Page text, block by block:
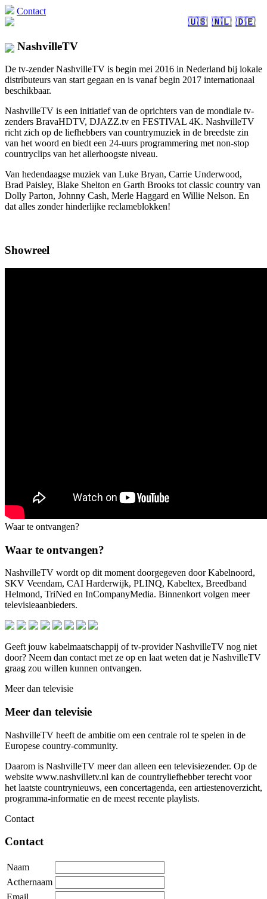
Contact
🇺🇸 🇳🇱 🇩🇪
NashvilleTV
De tv-zender NashvilleTV is begin mei 2016 in Nederland bij lokale
distributeurs van start gegaan en is vanaf begin 2017 internationaal
beschikbaar.
NashvilleTV is een initiatief van de oprichters van de mondiale tv-
zenders BravaHDTV, DJAZZ.tv en FESTIVAL 4K. NashvilleTV
richt zich op de liefhebbers van countrymuziek in de breedste zin
van het woord en biedt een 24-uurs programmering met non-stop
countryclips van het allerhoogste niveau.
Van hedendaagse muziek van Luke Bryan, Carrie Underwood,
Brad Paisley, Blake Shelton en Garth Brooks tot classic country van
Dolly Parton, Johnny Cash, Merle Haggard en Willie Nelson. En
dat alles zonder hinderlijke reclameblokken!
Showreel
Waar te ontvangen?
Waar te ontvangen?
NashvilleTV wordt op dit moment doorgegeven door Kabelnoord,
SKV Veendam, CAI Harderwijk, PLINQ, Kabeltex, Breedband
Helmond, TriNed en InCompanyMedia. Binnenkort volgen meer
televisieaanbieders.
Geeft jouw kabelmaatschappij of tv-provider NashvilleTV nog niet
door? Neem dan contact met ze op en laat weten dat je NashvilleTV
graag zou willen kunnen ontvangen.
Meer dan televisie
Meer dan televisie
NashvilleTV heeft de ambitie om een centrale rol te spelen in de
Europese country-community.
Daarom is NashvilleTV meer dan alleen een televisiezender. Op de
website www.nashvilletv.nl kan de countryliefhebber terecht voor
het laatste countrynieuws, een concertagenda, een artiestenoverzicht,
programma-informatie en de meest recente playlists.
Contact
Contact
Naam
Acthernaam